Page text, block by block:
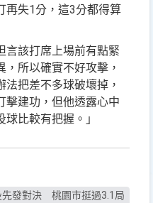
再失1分，這3分都得算
言該打席上場前有點緊
所以確實不好攻擊，
法把差不多球破壞掉，
擊建功，但他透露心中
比較有把握。」